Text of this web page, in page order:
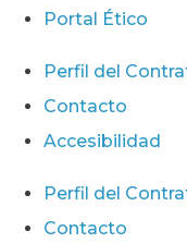
Portal Ético
Perfil del
Contacto
Accesibilidad
Perfil del
Contacto